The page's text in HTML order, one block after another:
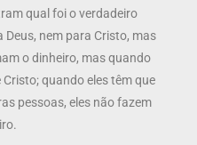
qual foi o verdadeiro
nem para Cristo, mas
o dinheiro, mas quando
quando eles têm que
pessoas, eles não fazem